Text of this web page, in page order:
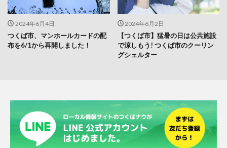
2024年6月4日
つくば市、マンホールカードの配
布を6/1から再開しました！
2024年6月2日
【つくば市】猛暑の日は公共施設
で涼しもう! つくば市のクーリン
グシェルター